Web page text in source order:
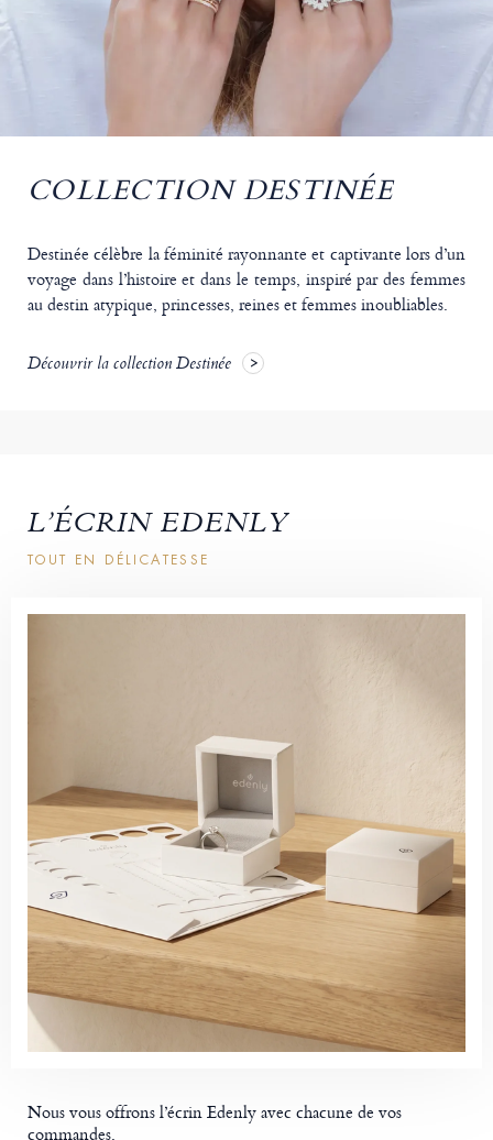
COLLECTION DESTINÉE
Destinée célèbre la féminité rayonnante et captivante lors d’un
voyage dans l’histoire et dans le temps, inspiré par des femmes
au destin atypique, princesses, reines et femmes inoubliables.
Découvrir la collection Destinée
L’ÉCRIN EDENLY
TOUT EN DÉLICATESSE
Nous vous offrons l’écrin Edenly avec chacune de vos
commandes.